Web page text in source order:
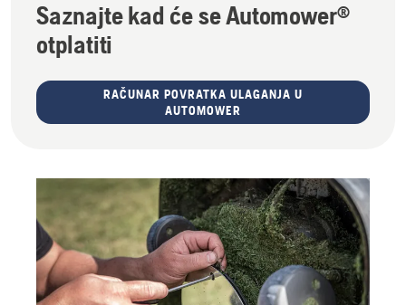
Saznajte kad će se Automower®
otplatiti
RAČUNAR POVRATKA ULAGANJA U
AUTOMOWER